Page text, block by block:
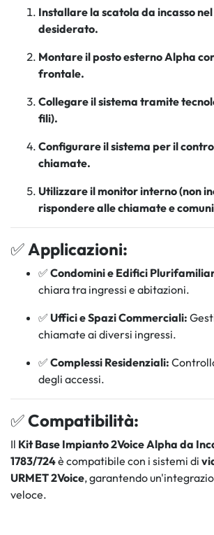
Installare la scatola da incasso
desiderato.
Montare il posto esterno Alpha
frontale.
Collegare il sistema tramite
fili).
Configurare il sistema per il
chiamate.
Utilizzare il monitor interno (non
rispondere alle chiamate e
✅Applicazioni:
✅ Condomini e Edifici
chiara tra ingressi e abitazioni.
✅ Uffici e Spazi Commerciali:
chiamate ai diversi ingressi.
✅ Complessi Residenziali:
degli accessi.
✅Compatibilità:
Il Kit Base Impianto 2Voice Alpha da
1783/724è compatibile con i sistemi di
URMET 2Voice, garantendo
veloce.